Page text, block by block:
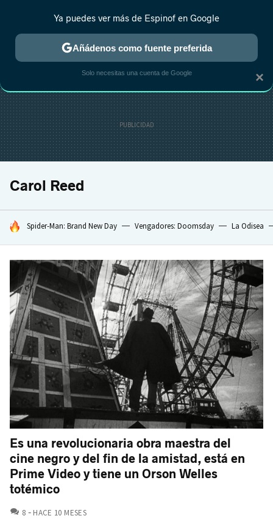
ESTRENOS REALITY ANIME RANKINGS CINE
Carol Reed
HOY SE HABLA DE
Spider-Man: Brand New Day Vengadores: Doomsday La Odisea
Es una revolucionaria obra maestra del
cine negro y del fin de la amistad, está en
Prime Video y tiene un Orson Welles
totémico
8 COMENTARIOS
HACE 10 MESES
×
Ya puedes ver más de Espinof en Google
Añádenos como fuente preferida
Solo necesitas una cuenta de Google